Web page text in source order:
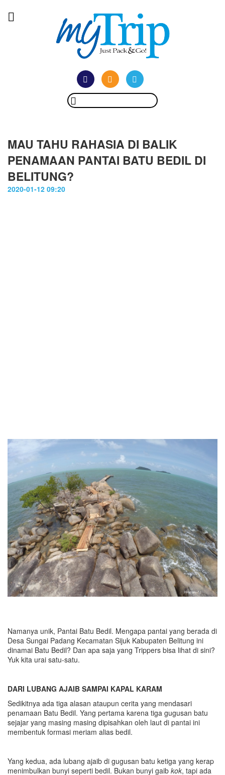
MAU TAHU RAHASIA DI BALIK
PENAMAAN PANTAI BATU BEDIL DI
BELITUNG?
2020-01-12 09:20
Namanya unik, Pantai Batu Bedil. Mengapa pantai yang berada di
Desa Sungai Padang Kecamatan Sijuk Kabupaten Belitung ini
dinamai Batu Bedil? Dan apa saja yang Trippers bisa lihat di sini?
Yuk kita urai satu-satu.
DARI LUBANG AJAIB SAMPAI KAPAL KARAM
Sedikitnya ada tiga alasan ataupun cerita yang mendasari
penamaan Batu Bedil. Yang pertama karena tiga gugusan batu
sejajar yang masing masing dipisahkan oleh laut di pantai ini
membentuk formasi meriam alias bedil.
Yang kedua, ada lubang ajaib di gugusan batu ketiga yang kerap
menimbulkan bunyi seperti bedil. Bukan bunyi gaib kok, tapi ada